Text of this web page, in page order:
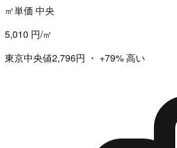
㎡単価 中央
5,010 円/㎡
東京中央値2,796円 ・ +79%高い